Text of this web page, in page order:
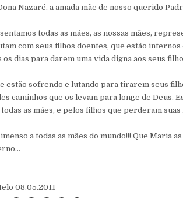
Nazaré, a amada mãe de nosso querido
todas as mães, as nossas mães,
com seus filhos doentes, que estão
os dias para darem uma vida digna aos seus
estão sofrendo e lutando para tirarem seus
caminhos que os levam para longe de Deus.
as mães, e pelos filhos que perderam suas
a todas as mães do mundo!!! Que Maria
08.05.2011